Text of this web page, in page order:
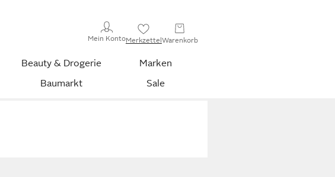
Mein KontoMerkzettelWarenkorb
Beauty & Drogerie
Marken
Baumarkt Sale